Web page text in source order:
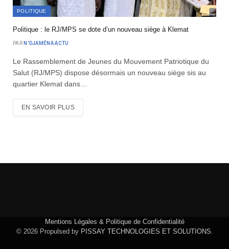
POLITIQUE
Politique : le RJ/MPS se dote d’un nouveau siège à Klemat
PAR N'DJAMÉNA ACTU
Le Rassemblement de Jeunes du Mouvement Patriotique du
Salut (RJ/MPS) dispose désormais un nouveau siège sis au
quartier Klemat dans…
EN SAVOIR PLUS
Mentions Légales & Politique de Confidentialité
© 2026 Propulsed by PISSAY TECHNOLOGIES ET SOLUTIONS